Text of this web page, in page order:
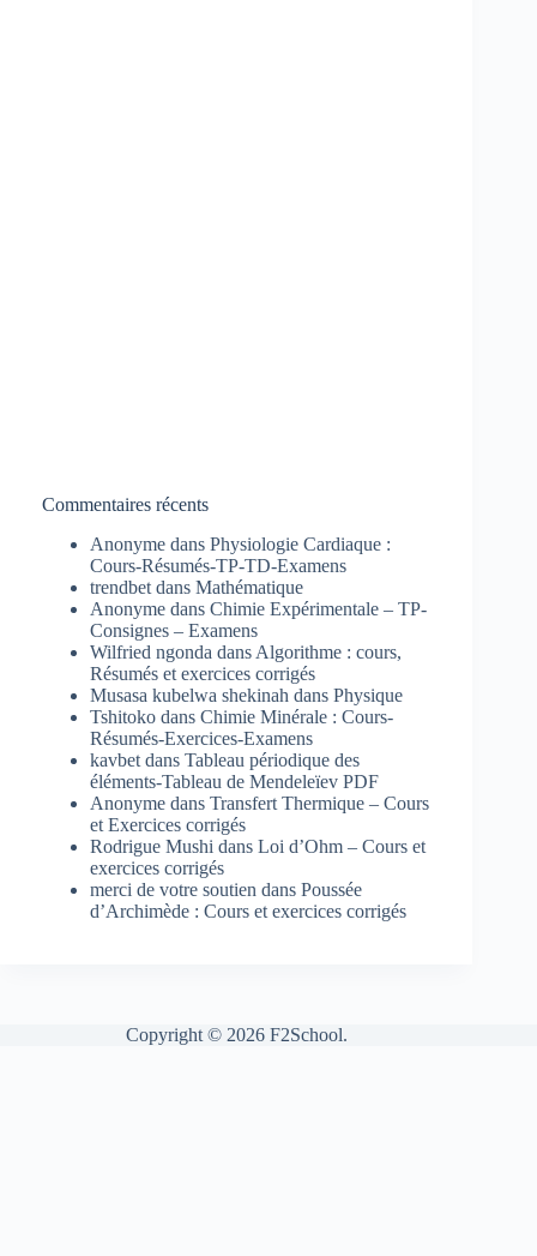
Commentaires récents
Anonyme dans Physiologie Cardiaque :
Cours-Résumés-TP-TD-Examens
trendbet dans Mathématique
Anonyme dans Chimie Expérimentale – TP-
Consignes – Examens
Wilfried ngonda dans Algorithme : cours,
Résumés et exercices corrigés
Musasa kubelwa shekinah dans Physique
Tshitoko dans Chimie Minérale : Cours-
Résumés-Exercices-Examens
kavbet dans Tableau périodique des
éléments-Tableau de Mendeleïev PDF
Anonyme dans Transfert Thermique – Cours
et Exercices corrigés
Rodrigue Mushi dans Loi d’Ohm – Cours et
exercices corrigés
merci de votre soutien dans Poussée
d’Archimède : Cours et exercices corrigés
Copyright © 2026 F2School.